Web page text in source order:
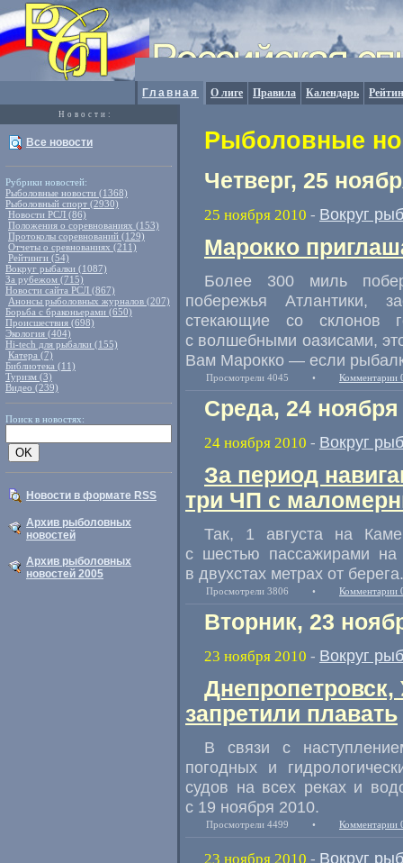
Главная О лиге Правила Календарь
Новости:
Все новости
Рубрики новостей:
Рыболовные новости (1368)
Рыболовный спорт (2930)
Новости РСЛ (86)
Положения о соревнованиях (153)
Протоколы соревнований (129)
Отчеты о сревнованиях (211)
Рейтинги (54)
Вокруг рыбалки (1087)
За рубежом (715)
Новости сайта РСЛ (867)
Анонсы рыболовных журналов (207)
Борьба с браконьерами (650)
Происшествия (698)
Экология (404)
Hi-tech для рыбалки (155)
Катера (7)
Библиотека (11)
Туризм (3)
Видео (239)
Поиск в новостях:
Новости в формате RSS
Архив рыболовных
новостей
Архив рыболовных
новостей 2005
Рыболовные
Четверг, 25
25 ноября 2010 - Вокруг
Марокко
Более 300 миль
побережья Атлантики,
стекающие со склонов
с волшебными оазисами,
Вам Марокко — если
Просмотрели 4045 • Комментарии
Среда, 24 ноября
24 ноября 2010 - Вокруг
За период
три ЧП с
Так, 1 августа на
с шестью пассажирами на
в двухстах метрах от берега.
Просмотрели 3806 • Комментарии
Вторник, 23
23 ноября 2010 - Вокруг
запретили плавать
В связи с
погодных и
судов на всех реках и
с 19 ноября 2010.
Просмотрели 4499 • Комментарии
23 ноября 2010 - Вокруг